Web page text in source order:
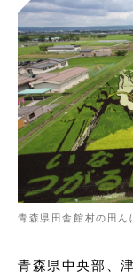
青森県田舎館村の田ん
青森県中央部、